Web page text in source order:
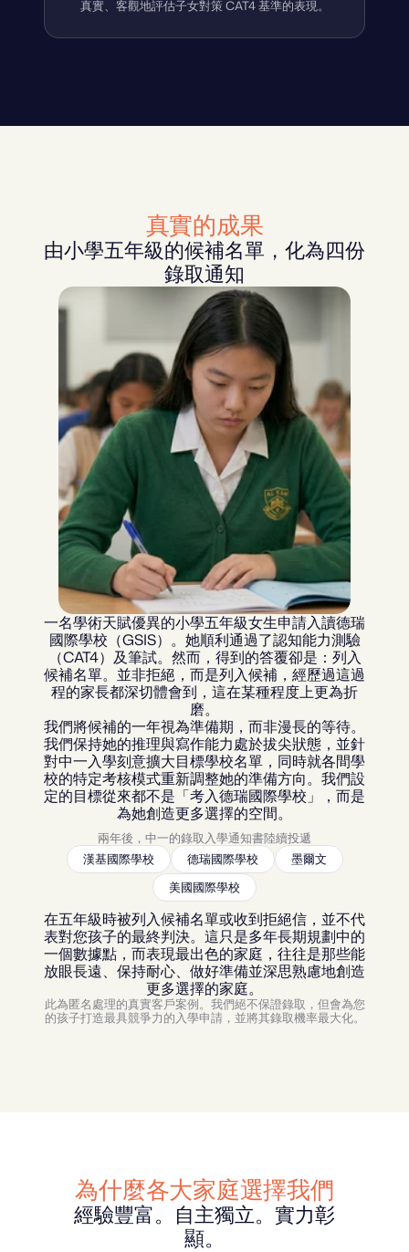
真實、客觀地評估子女對策 CAT4 基準的表現。
真實的成果
由小學五年級的候補名單，化為四份
錄取通知
一名學術天賦優異的小學五年級女生申請入讀德瑞
國際學校（GSIS）。她順利通過了認知能力測驗
（CAT4）及筆試。然而，得到的答覆卻是：列入
候補名單。並非拒絕，而是列入候補，經歷過這過
程的家長都深切體會到，這在某種程度上更為折
磨。
我們將候補的一年視為準備期，而非漫長的等待。
我們保持她的推理與寫作能力處於拔尖狀態，並針
對中一入學刻意擴大目標學校名單，同時就各間學
校的特定考核模式重新調整她的準備方向。我們設
定的目標從來都不是「考入德瑞國際學校」，而是
為她創造更多選擇的空間。
兩年後，中一的錄取入學通知書陸續投遞
漢基國際學校
德瑞國際學校
墨爾文
美國國際學校
在五年級時被列入候補名單或收到拒絕信，並不代
表對您孩子的最終判決。這只是多年長期規劃中的
一個數據點，而表現最出色的家庭，往往是那些能
放眼長遠、保持耐心、做好準備並深思熟慮地創造
更多選擇的家庭。
此為匿名處理的真實客戶案例。我們絕不保證錄取，但會為您
的孩子打造最具競爭力的入學申請，並將其錄取機率最大化。
為什麼各大家庭選擇我們
經驗豐富。自主獨立。實力彰
顯。